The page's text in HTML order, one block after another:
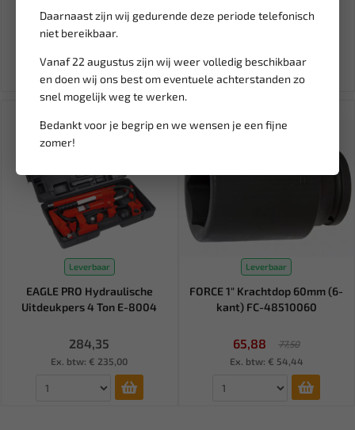
Daarnaast zijn wij gedurende deze periode telefonisch
niet bereikbaar.
Vanaf 22 augustus zijn wij weer volledig beschikbaar
en doen wij ons best om eventuele achterstanden zo
snel mogelijk weg te werken.
Bedankt voor je begrip en we wensen je een fijne
zomer!
541,66
Leverbaar
EAGLE PRO Hydraulische
Uitdeukpers 4 Ton E-8004
284,35
Ex. btw: € 235,00
Leverbaar
FORCE 1" Krachtdop 60mm (6-
kant) FC-48510060
65,88
77,50
Ex. btw: € 54,44